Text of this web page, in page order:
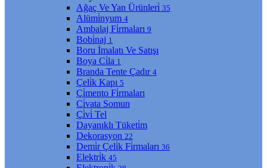
Ağaç Ve Yan Ürünleri̇ 35
Alümi̇nyum 4
Ambalaj Fi̇rmaları 9
Bobi̇naj 1
Boru İmalatı Ve Satışı
Boya Ci̇la 1
Branda Tente Çadır 4
Çeli̇k Kapı 5
Çi̇mento Fi̇rmaları
Ci̇vata Somun
Çi̇vi̇ Tel
Dayanıklı Tüketi̇m
Dekorasyon 22
Demi̇r Çeli̇k Fi̇rmaları 36
Elektri̇k 45